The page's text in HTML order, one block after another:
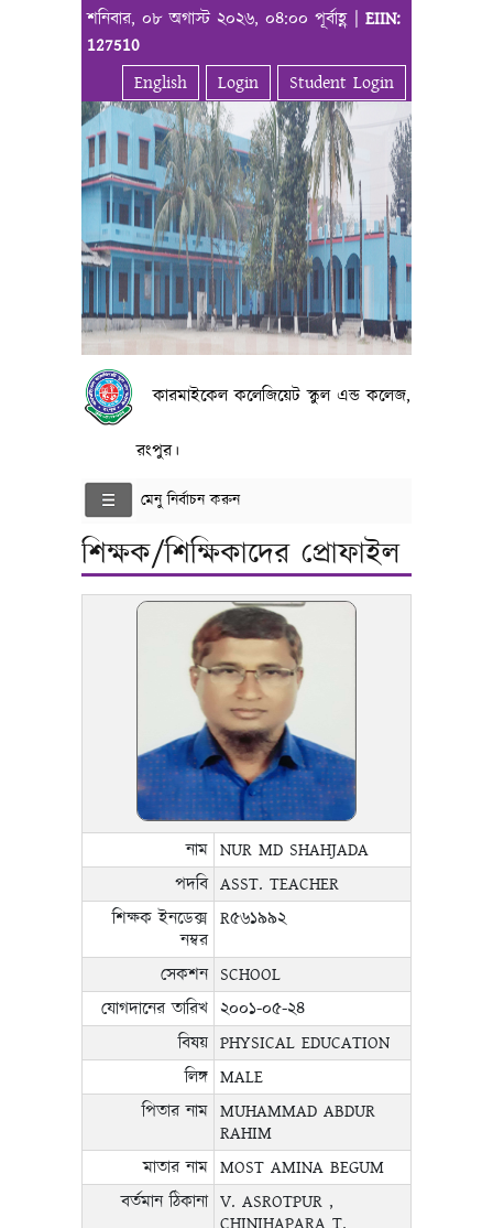
শনিবার, ০৮ অগাস্ট ২০২৬, ০৪:০০ পূর্বাহ্ণ | EIIN:
127510
English
Login Student Login
কারমাইকেল কলেজিয়েট স্কুল এন্ড কলেজ,
রংপুর।
মেনু নির্বাচন করুন
শিক্ষক/শিক্ষিকাদের প্রোফাইল
নাম NUR MD SHAHJADA
পদবি ASST. TEACHER
শিক্ষক ইনডেক্স
নম্বর
R৫৬১৯৯২
সেকশন SCHOOL
যোগদানের তারিখ ২০০১-০৫-২৪
বিষয় PHYSICAL EDUCATION
লিঙ্গ MALE
পিতার নাম MUHAMMAD ABDUR
RAHIM
মাতার নাম MOST AMINA BEGUM
বর্তমান ঠিকানা V. ASROTPUR ,